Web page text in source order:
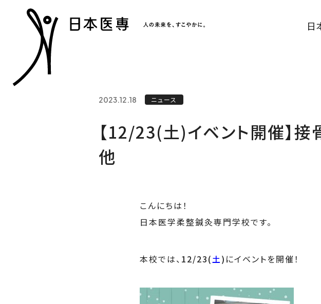
日
2023.12.18 ニュース
【12/23(土)イベント開催】
他
こんにちは！
日本医学柔整鍼灸専門学校です。
本校では、 12/23(土) にイベントを開催！